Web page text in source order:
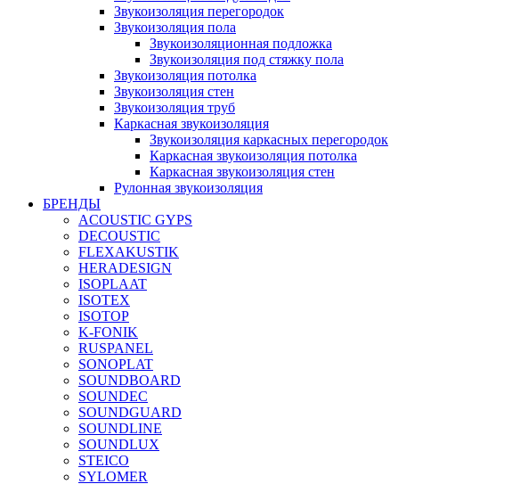
Звукоизоляция перегородок
Звукоизоляция пола
Звукоизоляционная подложка
Звукоизоляция под стяжку пола
Звукоизоляция потолка
Звукоизоляция стен
Звукоизоляция труб
Каркасная звукоизоляция
Звукоизоляция каркасных перегородок
Каркасная звукоизоляция потолка
Каркасная звукоизоляция стен
Рулонная звукоизоляция
БРЕНДЫ
ACOUSTIC GYPS
DECOUSTIC
FLEXAKUSTIK
HERADESIGN
ISOPLAAT
ISOTEX
ISOTOP
K-FONIK
RUSPANEL
SONOPLAT
SOUNDBOARD
SOUNDEC
SOUNDGUARD
SOUNDLINE
SOUNDLUX
STEICO
SYLOMER